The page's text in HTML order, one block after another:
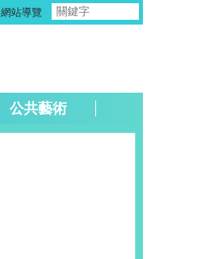
網站導覽
公共藝術